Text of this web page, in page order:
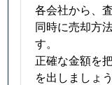
各会社から、
同時に売却方
す。
正確な金額を
を出しましょう